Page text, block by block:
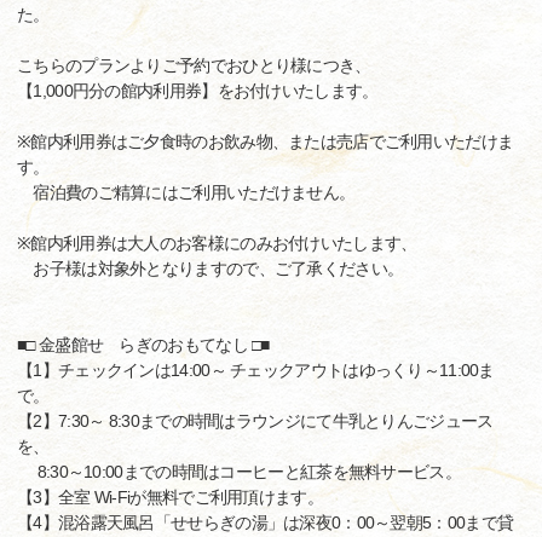
た。
こちらのプランよりご予約でおひとり様につき、
【1,000円分の館内利用券】をお付けいたします。
※館内利用券はご夕食時のお飲み物、または売店でご利用いただけま
す。
宿泊費のご精算にはご利用いただけません。
※館内利用券は大人のお客様にのみお付けいたします、
お子様は対象外となりますので、ご了承ください。
■□ 金盛館せゝらぎのおもてなし □■
【1】チェックインは14:00～ チェックアウトはゆっくり～11:00ま
で。
【2】7:30～ 8:30までの時間はラウンジにて牛乳とりんごジュース
を、
8:30～10:00までの時間はコーヒーと紅茶を無料サービス。
【3】全室 Wi-Fiが無料でご利用頂けます。
【4】混浴露天風呂「せせらぎの湯」は深夜0：00～翌朝5：00まで貸